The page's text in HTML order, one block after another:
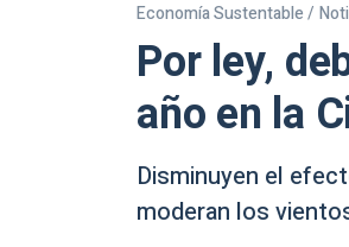
Economía Sustentable /
Por ley,
año en la
Disminuyen el
moderan los